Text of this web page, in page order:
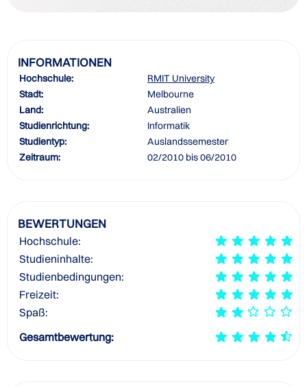
INFORMATIONEN
Hochschule:
RMIT University
Stadt:
Melbourne
Land:
Australien
Studienrichtung:
Informatik
Studientyp:
Auslandssemester
Zeitraum:
02/2010 bis 06/2010
BEWERTUNGEN
Hochschule:
Studieninhalte:
Studienbedingungen:
Freizeit:
Spaß:
Gesamtbewertung: